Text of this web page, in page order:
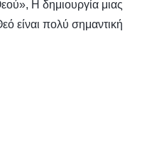
Η δημιουργία μιας
είναι πολύ σημαντική